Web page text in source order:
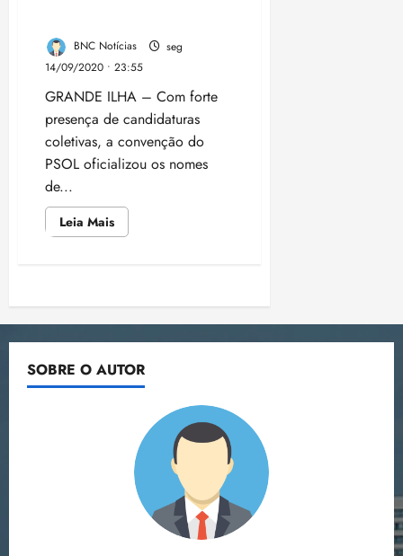
BNC Notícias
seg
14/09/2020 • 23:55
GRANDE ILHA – Com forte
presença de candidaturas
coletivas, a convenção do
PSOL oficializou os nomes
de...
Leia MaisLeia
mais
Arouche
em
100%
negra
Paginação
de
posts
SOBRE O AUTOR